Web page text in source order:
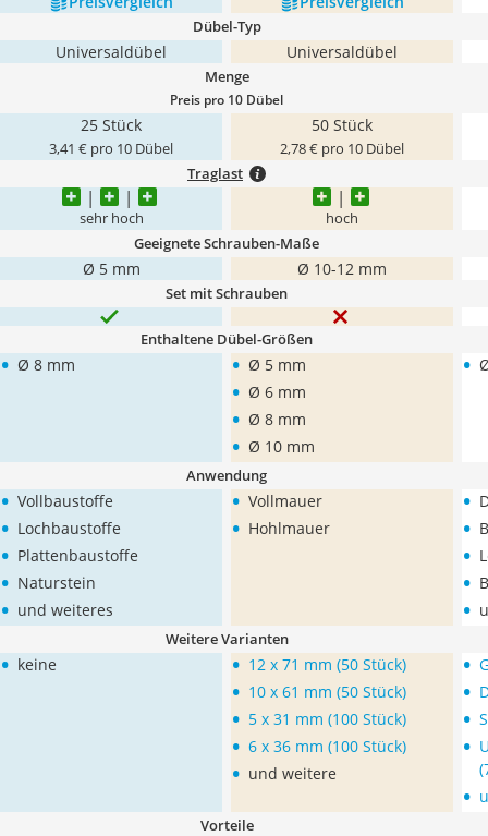
Dübel-Typ
Universaldübel Universaldübel
Menge
Preis pro 10 Dübel
25 Stück
3,41 € pro 10 Dübel
50 Stück
2,78 € pro 10 Dübel
Traglast
sehr hoch hoch
Geeignete Schrauben-Maße
Ø 5 mm Ø 10-12 mm
Set mit Schrauben
Enthaltene Dübel-Größen
• Ø 8 mm • Ø 5 mm
• Ø 6 mm
• Ø 8 mm
• Ø 10 mm
•
Anwendung
• Vollbaustoffe
• Lochbaustoffe
• Plattenbaustoffe
• Naturstein
• und weiteres
• Vollmauer
• Hohlmauer
•
•
•
•
•
Weitere Varianten
• keine • 12 x 71 mm (50 Stück)
• 10 x 61 mm (50 Stück)
• 5 x 31 mm (100 Stück)
• 6 x 36 mm (100 Stück)
• und weitere
•
•
•
•
•
Vorteile